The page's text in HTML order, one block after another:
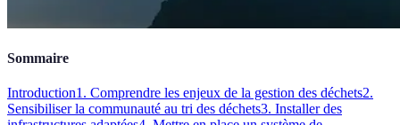
Sommaire
Introduction1. Comprendre les enjeux de la gestion des déchets2.
Sensibiliser la communauté au tri des déchets3. Installer des